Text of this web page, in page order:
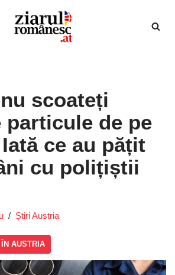
scoateți
de pe
ce au pățit
cu polițiștii
Știri Austria
AUSTRIA